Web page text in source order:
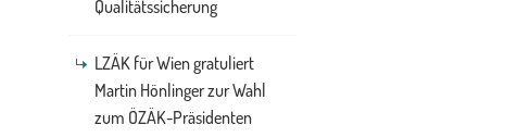
Qualitätssicherung
LZÄK für Wien gratuliert
Martin Hönlinger zur Wahl
zum ÖZÄK-Präsidenten